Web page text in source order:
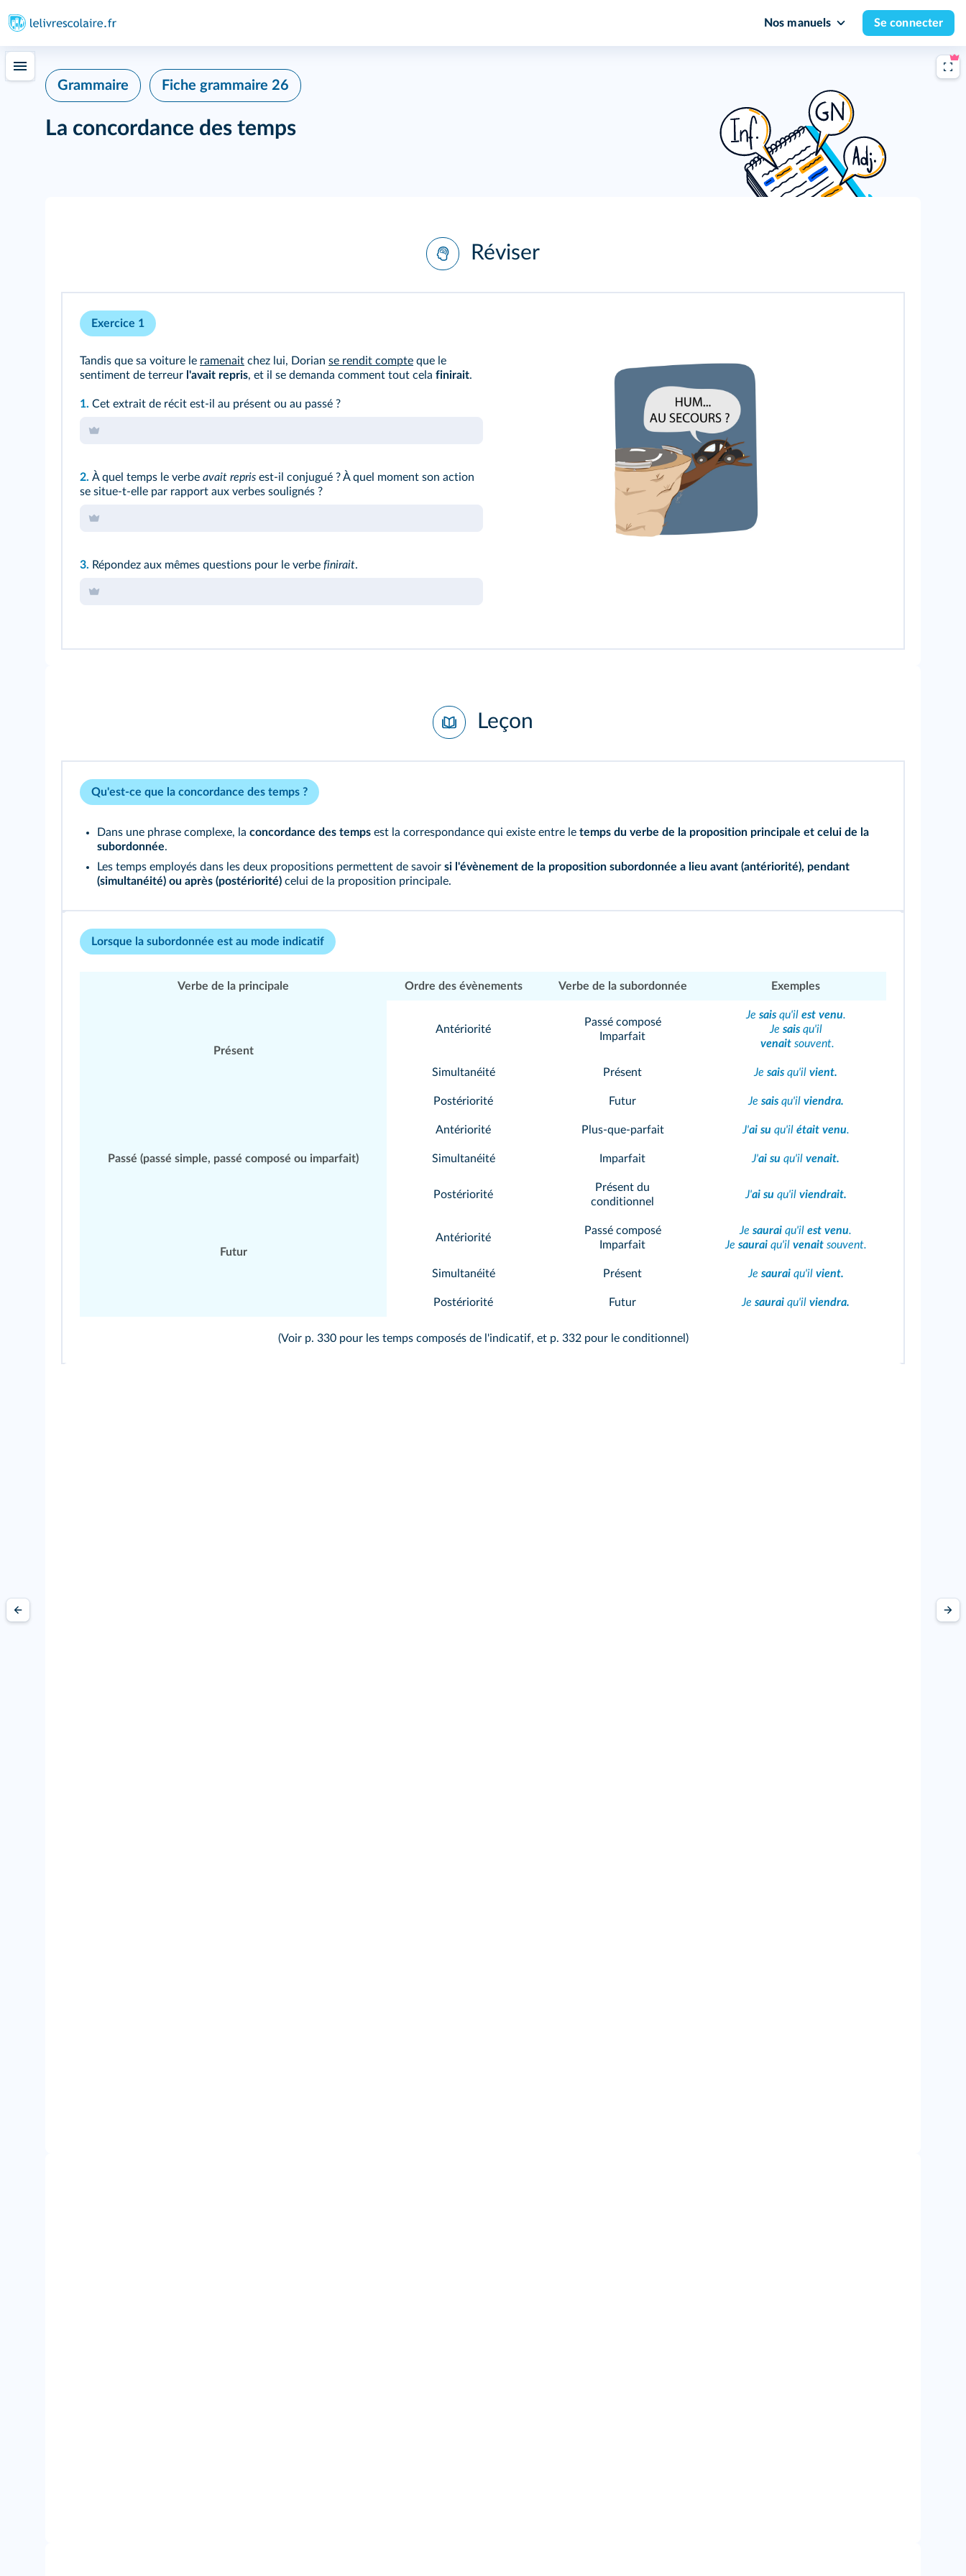
Nos manuels Se connecter
Grammaire Fiche grammaire 26
La concordance des temps
Réviser
Exercice 1
Tandis que sa voiture le ramenait chez lui, Dorian se rendit compte que le
sentiment de terreur l'avait repris, et il se demanda comment tout cela finirait.
1. Cet extrait de récit est-il au présent ou au passé ?
2. À quel temps le verbe avait repris est-il conjugué ? À quel moment son action
se situe-t-elle par rapport aux verbes soulignés ?
3. Répondez aux mêmes questions pour le verbe finirait.
Leçon
Qu'est-ce que la concordance des temps ?
Dans une phrase complexe, la concordance des temps est la correspondance qui existe entre le temps du verbe de la proposition principale et celui de la
subordonnée.
Les temps employés dans les deux propositions permettent de savoir si l'évènement de la proposition subordonnée a lieu avant (antériorité), pendant
(simultanéité) ou après (postériorité) celui de la proposition principale.
Lorsque la subordonnée est au mode indicatif
Verbe de la principale Ordre des évènements Verbe de la subordonnée Exemples
Présent
Antériorité
Passé composé
Imparfait
Je saisqu'il est venu.
Je sais qu'il
venait souvent.
Simultanéité Présent Je sais qu'il vient.
Postériorité Futur Je saisqu'il viendra.
Passé (passé simple, passé composé ou imparfait)
Antériorité Plus-que-parfait J'ai su qu'il était venu.
Simultanéité Imparfait J'ai su qu'il venait.
Postériorité
Présent du
conditionnel
J'ai su qu'il viendrait.
Futur
Antériorité
Passé composé
Imparfait
Je saurai qu'il est venu.
Je sauraiqu'il venaitsouvent.
Simultanéité Présent Je sauraiqu'il vient.
Postériorité Futur Je saurai qu'il viendra.
(Voir p. 330 pour les temps composés de l'indicatif, et p. 332 pour le conditionnel )